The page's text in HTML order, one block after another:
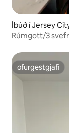
Íbúð í Jersey
Rúmgott/3
ofurgestgjafi
ofurgestgjafi